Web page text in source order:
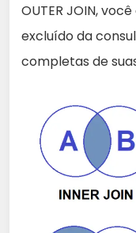
OUTER JOIN,
excluído da
completas de